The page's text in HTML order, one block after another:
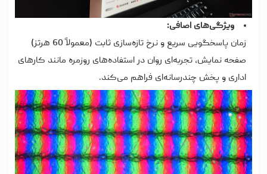
ویژگی‌های اضافی:
زمان پاسخگویی سریع و نرخ تازه‌سازی ثابت (معمولاً 60 هرتز)
صفحه نمایش، تجربه‌ای روان در استفاده‌های روزمره مانند کارهای
اداری و پخش چندرسانه‌ای فراهم می‌کند.